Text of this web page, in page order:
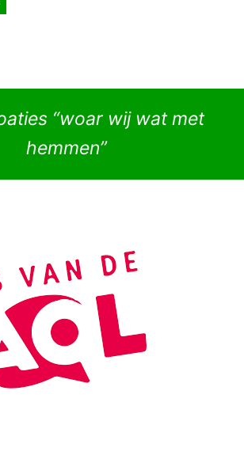
“woar wij wat met
hemmen”